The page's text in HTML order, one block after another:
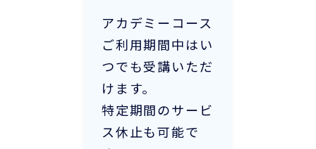
アカデミーコース
ご利用期間中はい
つでも受講いただ
けます。
特定期間のサービ
ス休止も可能で